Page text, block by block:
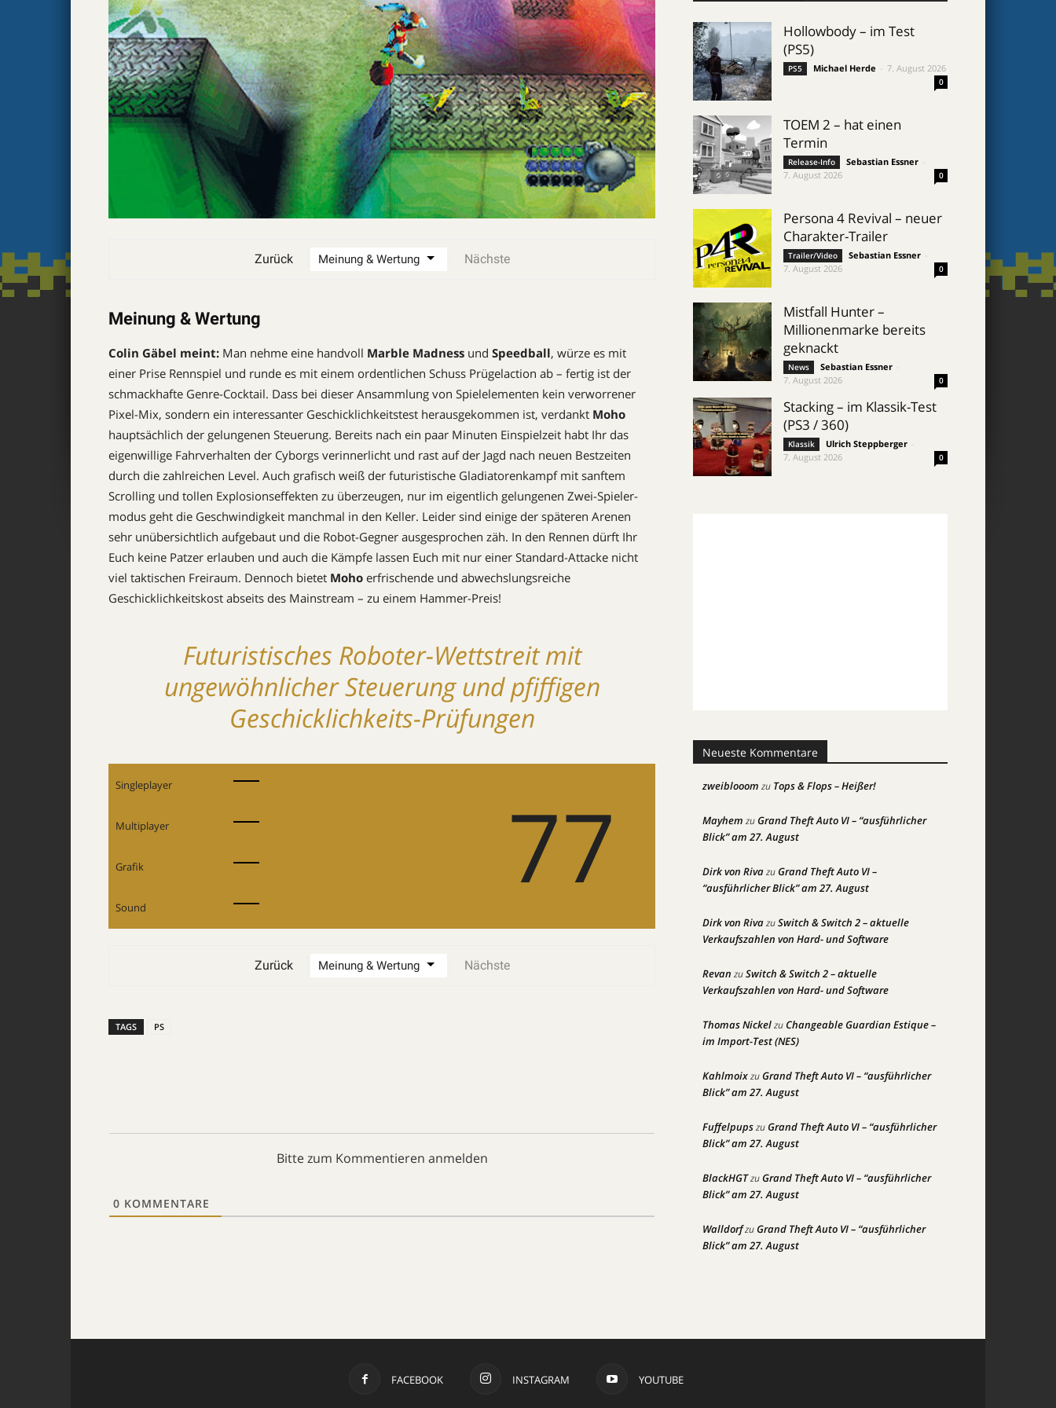
Zurück Nächste
Meinung & Wertung
Colin Gäbel meint: Man nehme eine handvoll Marble Madness und Speedball, würze es mit
einer Prise Rennspiel und runde es mit einem ordentlichen Schuss Prügelaction ab ­– fertig ist der
schmackhafte Genre-Cocktail. Dass bei dieser Ansammlung von Spielelementen kein verworrener
Pixel-Mix, sondern ein interessanter Geschicklichkeitstest herausgekommen ist, verdankt Moho
hauptsächlich der gelungenen Steuerung. Bereits nach ein paar Minuten Einspielzeit habt Ihr das
eigenwillige Fahrverhalten der Cyborgs verinnerlicht und rast auf der Jagd nach neuen Bestzeiten
durch die zahlreichen Level. Auch grafisch weiß der futuristische Gladiatorenkampf mit sanftem
Scrolling und tollen Explosionseffekten zu überzeugen, nur im eigentlich gelungenen Zwei-Spieler­
modus geht die Geschwindigkeit manchmal in den Keller. Leider sind einige der späteren Arenen
sehr unübersichtlich aufgebaut und die Robot-Gegner ausgesprochen zäh. In den Rennen dürft Ihr
Euch keine Patzer erlauben und auch die Kämpfe lassen Euch mit nur einer Standard-Attacke nicht
viel taktischen Freiraum. Dennoch bietet Moho erfrischende und abwechslungsreiche
Geschicklichkeitskost abseits des Mainstream ­– zu einem Hammer-Preis!
Futuristisches Roboter-Wettstreit mit
ungewöhnlicher Steuerung und pfiffigen
Geschicklichkeits-Prüfungen
Singleplayer 77
Multiplayer
Grafik
Sound
Zurück Nächste
TAGS PS
Bitte zum Kommentieren anmelden
0 KOMMENTARE
Hollowbody – im Test
(PS5)
PS5 Michael Herde 7. August 2026
0
TOEM 2 – hat einen
Termin
Release-Info Sebastian Essner
7. August 2026
0
Persona 4 Revival – neuer
Charakter-Trailer
Trailer/Video Sebastian Essner
7. August 2026
0
Mistfall Hunter –
Millionenmarke bereits
geknackt
News Sebastian Essner
7. August 2026
0
Stacking – im Klassik-Test
(PS3 / 360)
Klassik Ulrich Steppberger
7. August 2026
0
Neueste Kommentare
zweiblooom zu Tops & Flops – Heißer!
Mayhem zuGrand Theft Auto VI – “ausführlicher
Blick” am 27. August
Dirk von RivazuGrand Theft Auto VI –
“ausführlicher Blick” am 27. August
Dirk von RivazuSwitch & Switch 2 – aktuelle
Verkaufszahlen von Hard- und Software
Revan zuSwitch & Switch 2 – aktuelle
Verkaufszahlen von Hard- und Software
Thomas NickelzuChangeable Guardian Estique –
im Import-Test (NES)
KahlmoixzuGrand Theft Auto VI – “ausführlicher
Blick” am 27. August
FuffelpupszuGrand Theft Auto VI – “ausführlicher
Blick” am 27. August
BlackHGTzuGrand Theft Auto VI – “ausführlicher
Blick” am 27. August
WalldorfzuGrand Theft Auto VI – “ausführlicher
Blick” am 27. August
FACEBOOK INSTAGRAM YOUTUBE